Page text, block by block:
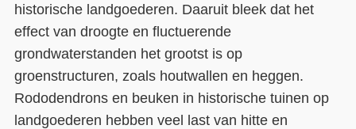
historische landgoederen. Daaruit bleek dat het
effect van droogte en fluctuerende
grondwaterstanden het grootst is op
groenstructuren, zoals houtwallen en heggen.
Rododendrons en beuken in historische tuinen op
landgoederen hebben veel last van hitte en